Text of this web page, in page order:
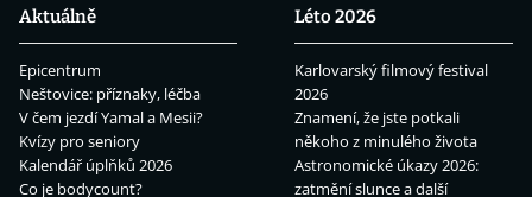
Aktuálně
Epicentrum
Neštovice: příznaky, léčba
V čem jezdí Yamal a Mesii?
Kvízy pro seniory
Kalendář úplňků 2026
Co je bodycount?
Léto 2026
Karlovarský filmový festival
2026
Znamení, že jste potkali
někoho z minulého života
Astronomické úkazy 2026:
zatmění slunce a další